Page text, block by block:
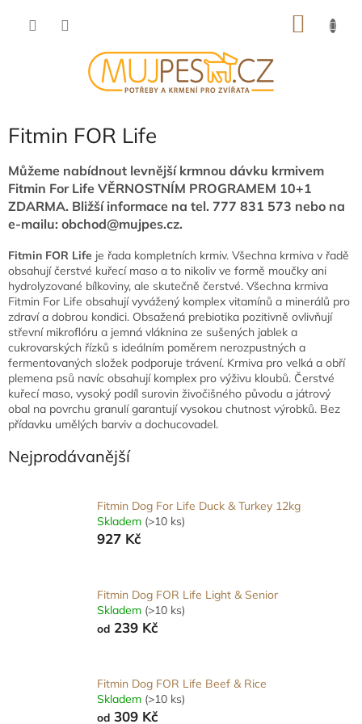
Fitmin FOR Life
Můžeme nabídnout levnější krmnou dávku krmivem
Fitmin For Life VĚRNOSTNÍM PROGRAMEM 10+1
ZDARMA. Bližší informace na tel. 777 831 573 nebo na
e-mailu: obchod@mujpes.cz.
Fitmin FOR Life je řada kompletních krmiv. Všechna krmiva v řadě
obsahují čerstvé kuřecí maso a to nikoliv ve formě moučky ani
hydrolyzované bílkoviny, ale skutečně čerstvé. Všechna krmiva
Fitmin For Life obsahují vyvážený komplex vitamínů a minerálů pro
zdraví a dobrou kondici. Obsažená prebiotika pozitivně ovlivňují
střevní mikroflóru a jemná vláknina ze sušených jablek a
cukrovarských řízků s ideálním poměrem nerozpustných a
fermentovaných složek podporuje trávení. Krmiva pro velká a obří
plemena psů navíc obsahují komplex pro výživu kloubů. Čerstvé
kuřecí maso, vysoký podíl surovin živočišného původu a játrový
obal na povrchu granulí garantují vysokou chutnost výrobků. Bez
přídavku umělých barviv a dochucovadel.
Nejprodávanější
Fitmin Dog For Life Duck & Turkey 12kg
Skladem (>10 ks)
927 Kč
Fitmin Dog FOR Life Light & Senior
Skladem (>10 ks)
od 239 Kč
Fitmin Dog FOR Life Beef & Rice
Skladem (>10 ks)
od 309 Kč